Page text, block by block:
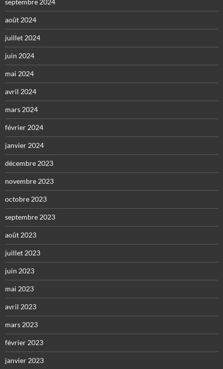
août 2024
juillet 2024
juin 2024
mai 2024
avril 2024
mars 2024
février 2024
janvier 2024
décembre 2023
novembre 2023
octobre 2023
septembre 2023
août 2023
juillet 2023
juin 2023
mai 2023
avril 2023
mars 2023
février 2023
janvier 2023